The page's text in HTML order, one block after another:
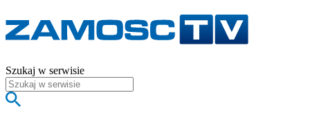
Szukaj w serwisie